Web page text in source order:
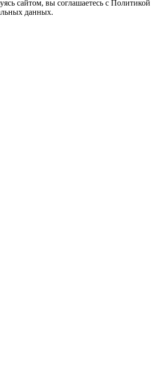
сайтом, вы соглашаетесь с Политикой
данных.